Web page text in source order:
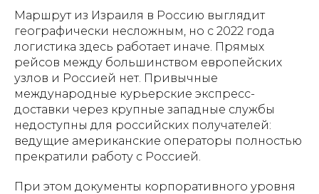
Маршрут из Израиля в Россию выглядит
географически несложным, но с 2022 года
логистика здесь работает иначе. Прямых
рейсов между большинством европейских
узлов и Россией нет. Привычные
международные курьерские экспресс-
доставки через крупные западные службы
недоступны для российских получателей:
ведущие американские операторы полностью
прекратили работу с Россией.
При этом документы корпоративного уровня